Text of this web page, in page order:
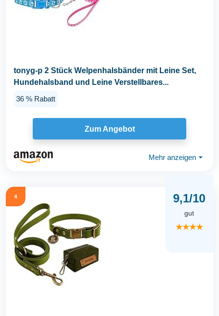
tonyg-p 2 Stück Welpenhalsbänder mit Leine Set,
Hundehalsband und Leine Verstellbares...
36 % Rabatt
Zum Angebot
Mehr anzeigen ⏷
4 9,1/10
gut
★★★★